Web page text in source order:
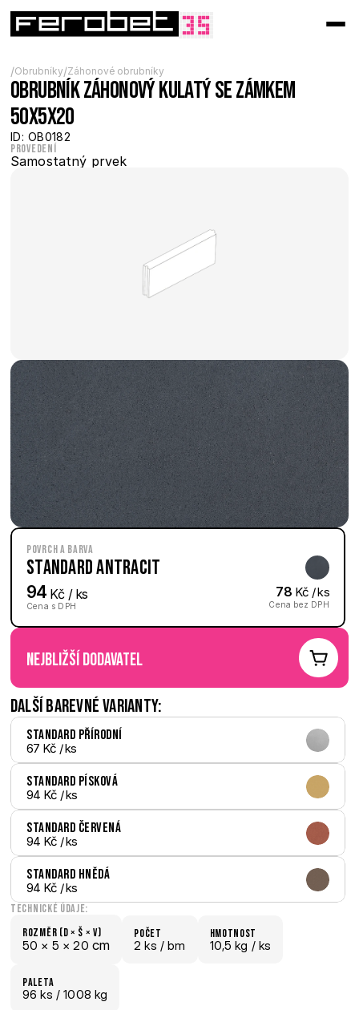
/Obrubníky/Záhonové obrubníky
Obrubník záhonový kulatý se zámkem
50x5x20
ID: OB0182
Provedení
Samostatný prvek
Povrch a barva
Standard Antracit
94 Kč / ks
Cena s DPH
78 Kč / ks
Cena bez DPH
nejbližší dodavatel
Další barevné varianty:
Standard Přírodní
67 Kč / ks
Standard Písková
94 Kč / ks
Standard Červená
94 Kč / ks
Standard Hnědá
94 Kč / ks
Technické údaje:
Rozměr (D × š × V)
50 × 5 × 20 cm
počet
2 ks / bm
hmotnost
10,5 kg / ks
paletA
96 ks / 1008 kg